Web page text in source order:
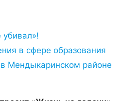
в сфере образования
Мендыкаринском районе